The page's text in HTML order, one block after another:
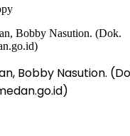
Bobby Nasution.